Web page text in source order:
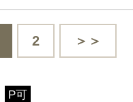
2 ＞＞
P可